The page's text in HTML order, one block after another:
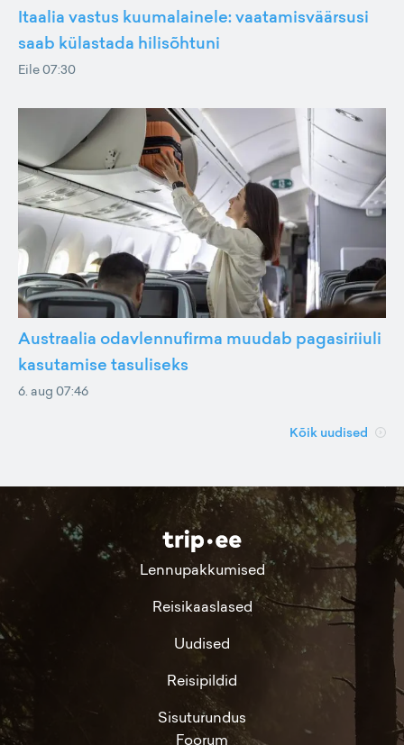
Itaalia vastus kuumalainele: vaatamisväärsusi
saab külastada hilisõhtuni
Eile 07:30
Austraalia odavlennufirma muudab pagasiriiuli
kasutamise tasuliseks
6. aug 07:46
Kõik uudised
Lennupakkumised
Reisikaaslased
Uudised
Reisipildid
Sisuturundus
Foorum